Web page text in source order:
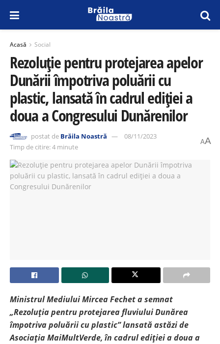
Acasă Social
Rezoluție pentru protejarea apelor
Dunării împotriva poluării cu
plastic, lansată în cadrul ediției a
doua a Congresului Dunărenilor
postat de Brăila Noastră
08/11/2023
Timp de citire: 4 minute
AA
Ministrul Mediului Mircea Fechet a semnat
„Rezoluția pentru protejarea fluviului Dunărea
împotriva poluării cu plastic” lansată astăzi de
Asociația MaiMultVerde, în cadrul ediției a doua a